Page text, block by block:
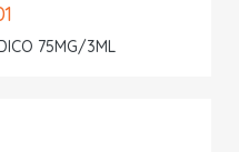
75MG/3ML